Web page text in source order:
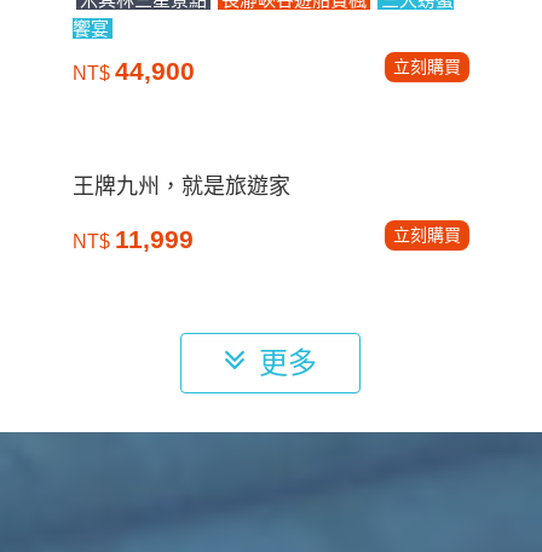
饗宴
NT$ 44,900 立刻購買
王牌九州，就是旅遊家
NT$ 11,999 立刻購買
更多